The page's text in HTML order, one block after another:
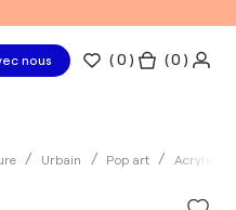
nous (0 ) ( 0 )
Urbain Pop art Acrylique